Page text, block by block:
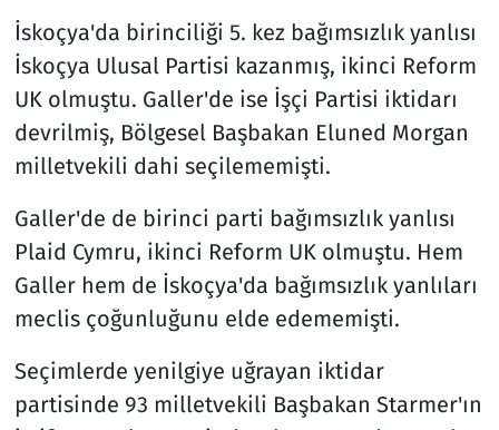
İskoçya'da birinciliği 5. kez bağımsızlık yanlısı
İskoçya Ulusal Partisi kazanmış, ikinci Reform
UK olmuştu. Galler'de ise İşçi Partisi iktidarı
devrilmiş, Bölgesel Başbakan Eluned Morgan
milletvekili dahi seçilememişti.
Galler'de de birinci parti bağımsızlık yanlısı
Plaid Cymru, ikinci Reform UK olmuştu. Hem
Galler hem de İskoçya'da bağımsızlık yanlıları
meclis çoğunluğunu elde edememişti.
Seçimlerde yenilgiye uğrayan iktidar
partisinde 93 milletvekili Başbakan Starmer'ın